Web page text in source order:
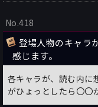
No.418
登場人物のキャラ
感じます。
各キャラが、読む内に
がひょっとしたら〇〇